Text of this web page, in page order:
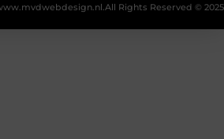
All Rights Reserved © 2025